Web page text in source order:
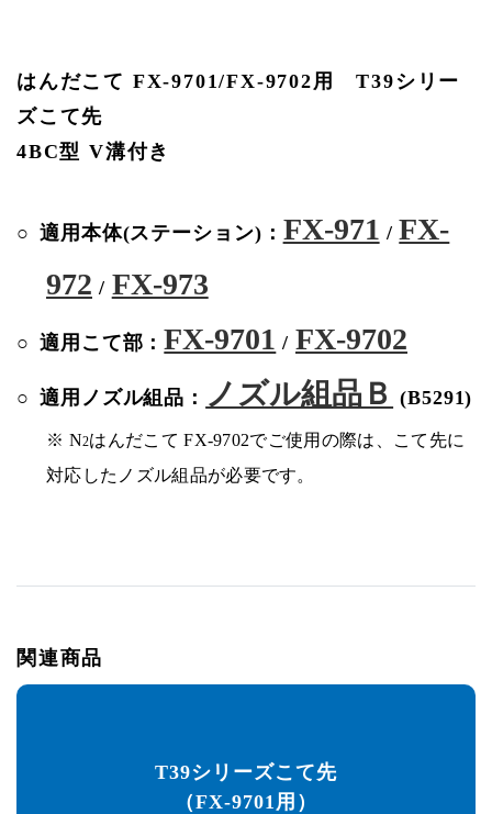
はんだこて FX-9701/FX-9702用 T39シリー
ズこて先
4BC型 V溝付き
適用本体(ステーション)： FX-971 /FX-
972 / FX-973
適用こて部：FX-9701 /FX-9702
適用ノズル組品： ノズル組品Ｂ (B5291)
※ N2はんだこて FX-9702でご使用の際は、こて先に
対応したノズル組品が必要です。
関連商品
T39シリーズこて先
（FX-9701用）